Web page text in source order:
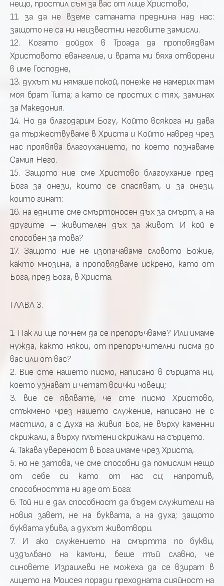
нещо, простил съм за вас от лице Христово,
11. за да не вземе сатаната преднина над нас:
защото не са ни неизвестни неговите замисли.
12. Когато дойдох в Троада да проповядвам
Христовото евангелие, и врата ми бяха отворени
в име Господне,
13. духът ми нямаше покой, понеже не намерих там
моя брат Тита; а като се простих с тях, заминах
за Македония.
14. Но да благодарим Богу, Който всякога ни дава
да тържествуваме в Христа и Който навред чрез
нас проявява благоуханието, по което познаваме
Самия Него.
15. Защото ние сме Христово благоухание пред
Бога за онези, които се спасяват, и за онези,
които гинат:
16. на едните сме смъртоносен дъх за смърт, а на
другите – живителен дъх за живот. И кой е
способен за това?
17. Защото ние не изопачаваме словото Божие,
както мнозина, а проповядваме искрено, като от
Бога, пред Бога, в Христа.
ГЛАВА 3.
1. Пак ли ще почнем да се препоръчваме? Или имаме
нужда, както някои, от препоръчителни писма до
вас или от вас?
2. Вие сте нашето писмо, написано в сърцата ни,
което узнават и четат всички човеци;
3. вие се явявате, че сте писмо Христово,
стъкмено чрез нашето служение, написано не с
мастило, а с Духа на живия Бог, не върху каменни
скрижали, а върху плътени скрижали на сърцето.
4. Такава увереност в Бога имаме чрез Христа,
5. но не затова, че сме способни да помислим нещо
от себе си като от нас си; напротив,
способността ни аде от Бога:
6. Той ни е дал способност да бъдем служители на
новия завет, не на буквата, а на духа; защото
буквата убива, а духът животвори.
7. И ако служението на смъртта по букви,
издълбано на камъни, беше тъй славно, че
синовете Израилеви не можеха да се взират в
лицето на Моисея поради преходната сияйност на